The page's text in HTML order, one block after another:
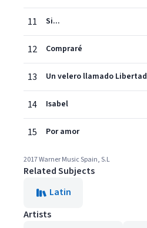
11 Si...
12 Compraré
13 Un velero llamado Libertad
14 Isabel
15 Por amor
2017 Warner Music Spain, S.L
Related Subjects
Latin
Artists